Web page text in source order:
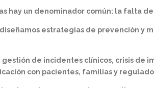
hay un denominador común: la falta
diseñamos estrategias de prevención
de incidentes clínicos, crisis de
con pacientes, familias y